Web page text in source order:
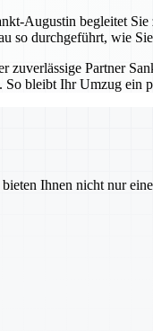
Augustin begleitet
so durchgeführt, wie
zuverlässige Partner
bleibt Ihr Umzug
Ihnen nicht nur